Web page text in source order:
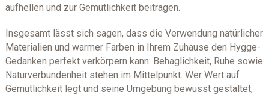
aufhellen und zur Gemütlichkeit beitragen.
Insgesamt lässt sich sagen, dass die Verwendung natürlicher
Materialien und warmer Farben in Ihrem Zuhause den Hygge-
Gedanken perfekt verkörpern kann: Behaglichkeit, Ruhe sowie
Naturverbundenheit stehen im Mittelpunkt. Wer Wert auf
Gemütlichkeit legt und seine Umgebung bewusst gestaltet,